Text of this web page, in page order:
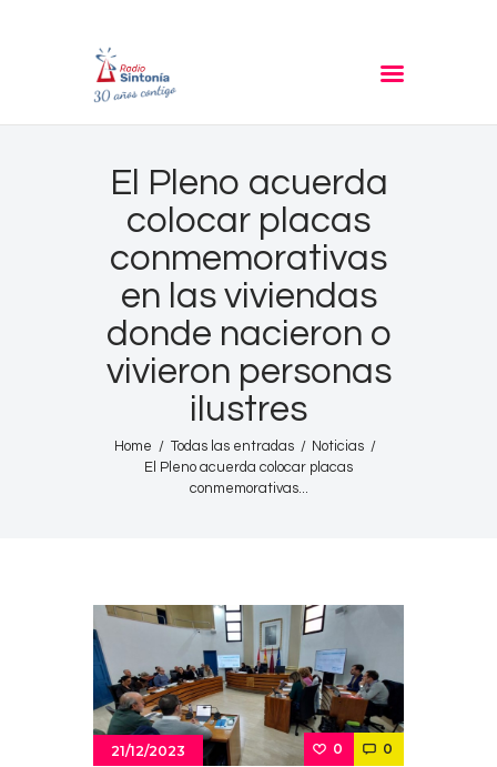
El Pleno acuerda
colocar placas
conmemorativas
en las viviendas
donde nacieron o
vivieron personas
ilustres
Home Todas las entradas
Noticias
El Pleno acuerda colocar placas
conmemorativas...
RADIO SINTONIA
Informativos
Entrevistas
Noticias
Podcast
PROGRAMACIÓN
Nuestra Historia
21/12/2023 0 0